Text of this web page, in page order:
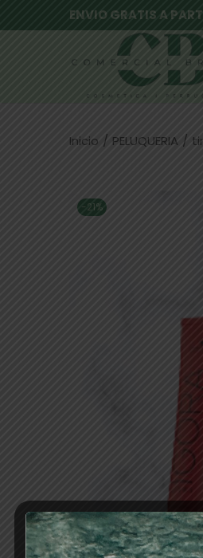
ENVIO GRATIS A
Inicio / PELUQUERIA /
-21%